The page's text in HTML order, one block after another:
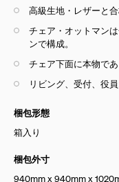
高級生地・レザーと合
チェア・オットマン
ンで構成。
チェア下面に本物で
リビング、受付、役
梱包形態
箱入り
梱包外寸
940mm x 940mm x